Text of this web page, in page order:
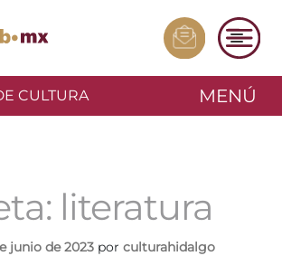
CULTURA MENÚ
literatura
junio de 2023 por culturahidalgo